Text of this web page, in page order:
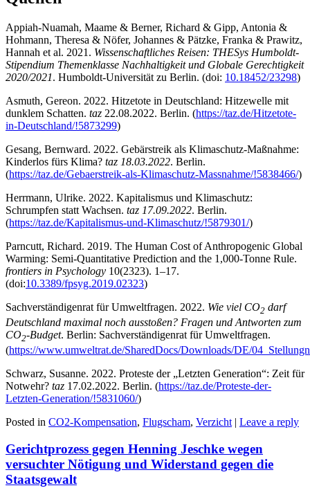
Appiah-Nuamah, Maame & Berner, Richard & Gipp, Antonia &
Hohmann, Theresa & Nöfer, Johannes & Pätzke, Franka & Prawitz,
Hannah et al. 2021. Wissenschaftliches Reisen: THESys Humboldt-
Stipendium Themenklasse Nachhaltigkeit und Globale Gerechtigkeit
2020/2021. Humboldt-Universität zu Berlin. (doi: 10.18452/23298)
Asmuth, Gereon. 2022. Hitzetote in Deutschland: Hitzewelle mit
dunklem Schatten. taz 22.08.2022. Berlin. (https://taz.de/Hitzetote-
in-Deutschland/!5873299)
Gesang, Bernward. 2022. Gebärstreik als Klimaschutz-Maßnahme:
Kinderlos fürs Klima? taz 18.03.2022. Berlin.
(https://taz.de/Gebaerstreik-als-Klimaschutz-Massnahme/!5838466/)
Herrmann, Ulrike. 2022. Kapitalismus und Klimaschutz:
Schrumpfen statt Wachsen. taz 17.09.2022. Berlin.
(https://taz.de/Kapitalismus-und-Klimaschutz/!5879301/)
Parncutt, Richard. 2019. The Human Cost of Anthropogenic Global
Warming: Semi-Quantitative Prediction and the 1,000-Tonne Rule.
frontiers in Psychology 10(2323). 1–17.
(doi:10.3389/fpsyg.2019.02323)
Sachverständigenrat für Umweltfragen. 2022. Wie viel CO2 darf
Deutschland maximal noch ausstoßen? Fragen und Antworten zum
CO2-Budget. Berlin: Sachverständigenrat für Umweltfragen.
(https://www.umweltrat.de/SharedDocs/Downloads/DE/
Schwarz, Susanne. 2022. Proteste der „Letzten Generation“: Zeit für
Notwehr? taz 17.02.2022. Berlin. (https://taz.de/Proteste-der-
Letzten-Generation/!5831060/)
Posted in CO2-Kompensation, Flugscham, Verzicht | Leave a reply
Gerichtprozess gegen Henning Jeschke wegen
versuchter Nötigung und Widerstand gegen die
Staatsgewalt